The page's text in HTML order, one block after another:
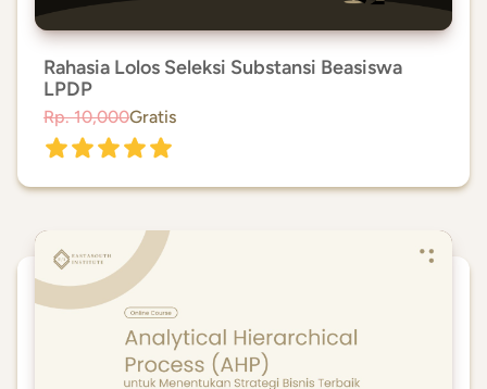
Rahasia Lolos Seleksi Substansi Beasiswa
LPDP
Rp. 10,000Gratis